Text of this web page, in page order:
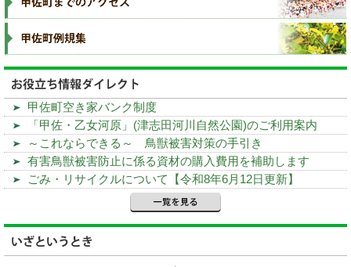
甲佐町空き家バンク制度
「甲佐・乙女河原」(津志田河川自然公園)のご利用案内
～これならできる～ 鳥獣被害対策の手引き
有害鳥獣被害防止に係る資材の購入費用を補助します
ごみ・リサイクルについて【令和8年6月12日更新】